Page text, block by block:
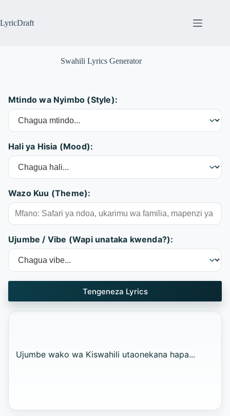
content
LyricDraft
Swahili Lyrics Generator
Mtindo wa Nyimbo (Style):
Hali ya Hisia (Mood):
Wazo Kuu (Theme):
Ujumbe / Vibe (Wapi unataka kwenda?):
Tengeneza Lyrics
Ujumbe wako wa Kiswahili utaonekana hapa...